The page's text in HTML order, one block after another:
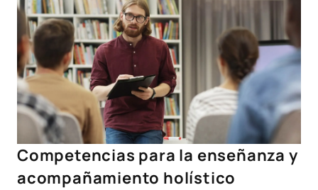
Competencias para la enseñanza y
acompañamiento holístico